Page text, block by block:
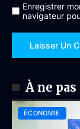
Enregistrer
navigateur
À ne
ÉCONOMIE